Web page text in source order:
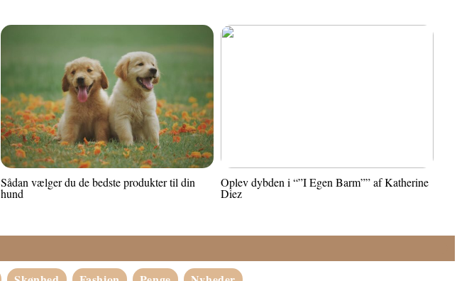
Sådan vælger du de bedste produkter til din
hund
Oplev dybden i “”I Egen Barm”” af Katherine
Diez